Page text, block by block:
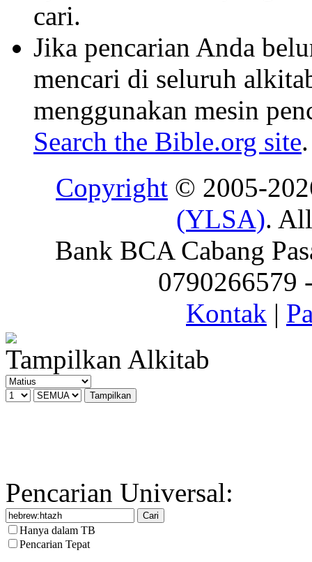
cari.
Jika pencarian Anda
mencari di seluruh
menggunakan mesin
Search the Bible.org site.
Copyright © 2005-
(YLSA).
Bank BCA Cabang
0790266579
Kontak |
Tampilkan Alkitab
Pencarian Universal:
Hanya dalam TB
Pencarian Tepat